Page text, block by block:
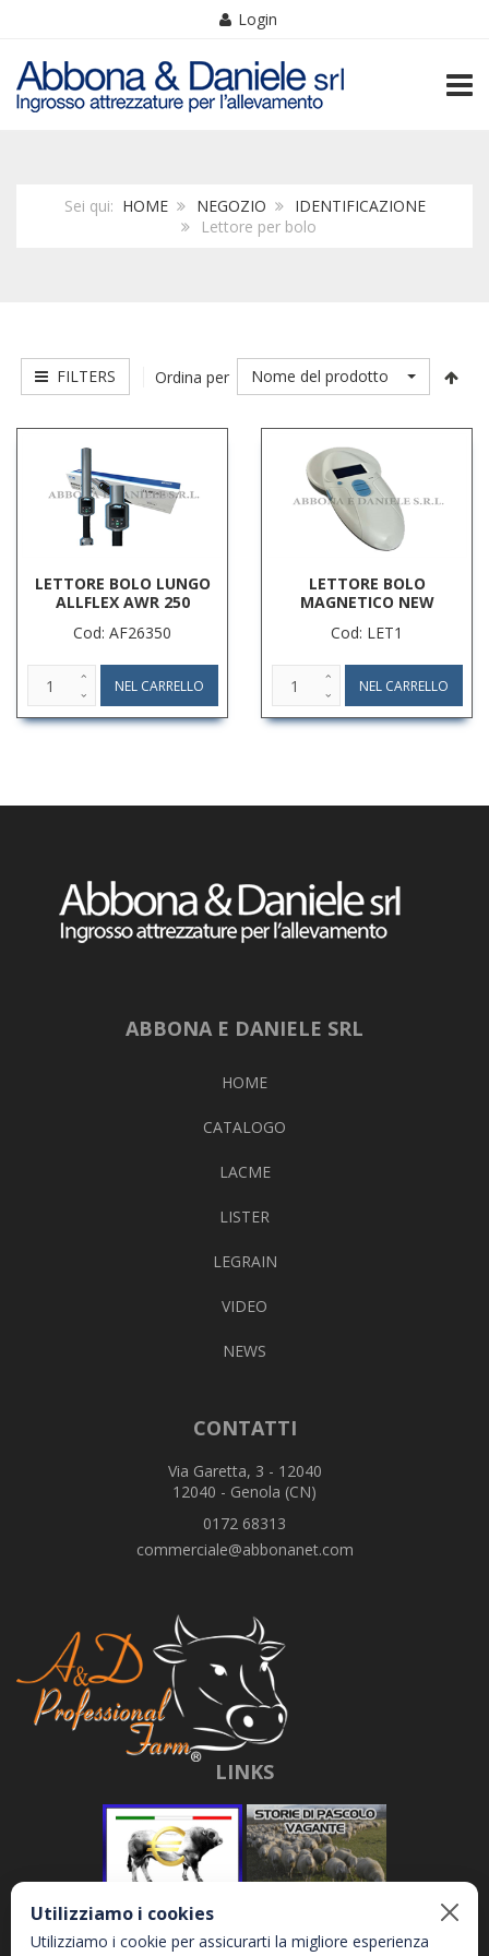
Login
Sei qui: HOME NEGOZIO
IDENTIFICAZIONE
Lettore per bolo
FILTERS Ordina per Nome del prodotto
LETTORE BOLO LUNGO
ALLFLEX AWR 250
Cod: AF26350
LETTORE BOLO
MAGNETICO NEW
Cod: LET1
ABBONA E DANIELE SRL
HOME
CATALOGO
LACME
LISTER
LEGRAIN
VIDEO
NEWS
CONTATTI
Via Garetta, 3 - 12040
12040 - Genola (CN)
0172 68313
commerciale@abbonanet.com
LINKS
Utilizziamo i cookies
Utilizziamo i cookie per assicurarti la migliore esperienza